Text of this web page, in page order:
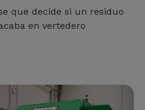
que decide si un residuo
en vertedero